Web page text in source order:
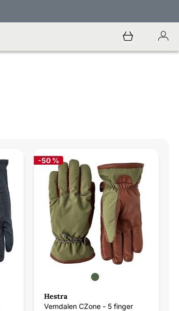
-50 %
Hestra
Vemdalen CZone - 5 finger